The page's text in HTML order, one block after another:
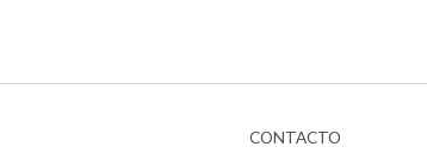
CONTACTO